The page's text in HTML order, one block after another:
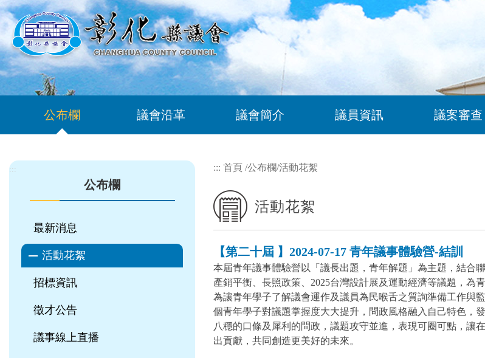
跳到主要內容區塊
公布欄 議會沿革 議會簡介 議員資訊 議案審查
:::
公布欄
最新消息
活動花絮
招標資訊
徵才公告
議事線上直播
::: 首頁 /公布欄/活動花絮
活動花絮
【第二十屆 】2024-07-17 青年議事體驗營-結訓
本屆青年議事體驗營以「議長出題，青年解題」為主題，結合
產銷平衡、長照政策、2025台灣設計展及運動經濟等議題，為
為讓青年學子了解議會運作及議員為民喉舌之質詢準備工作與
個青年學子對議題掌握度大大提升，問政風格融入自己特色，
八穩的口條及犀利的問政，議題攻守並進，表現可圈可點，讓
出貢獻，共同創造更美好的未來。